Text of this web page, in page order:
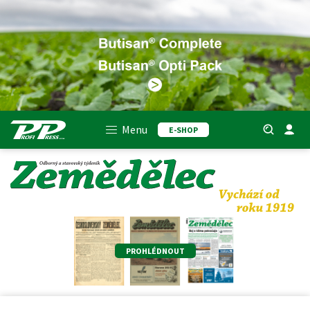
Menu E-SHOP
PROHLÉDNOUT